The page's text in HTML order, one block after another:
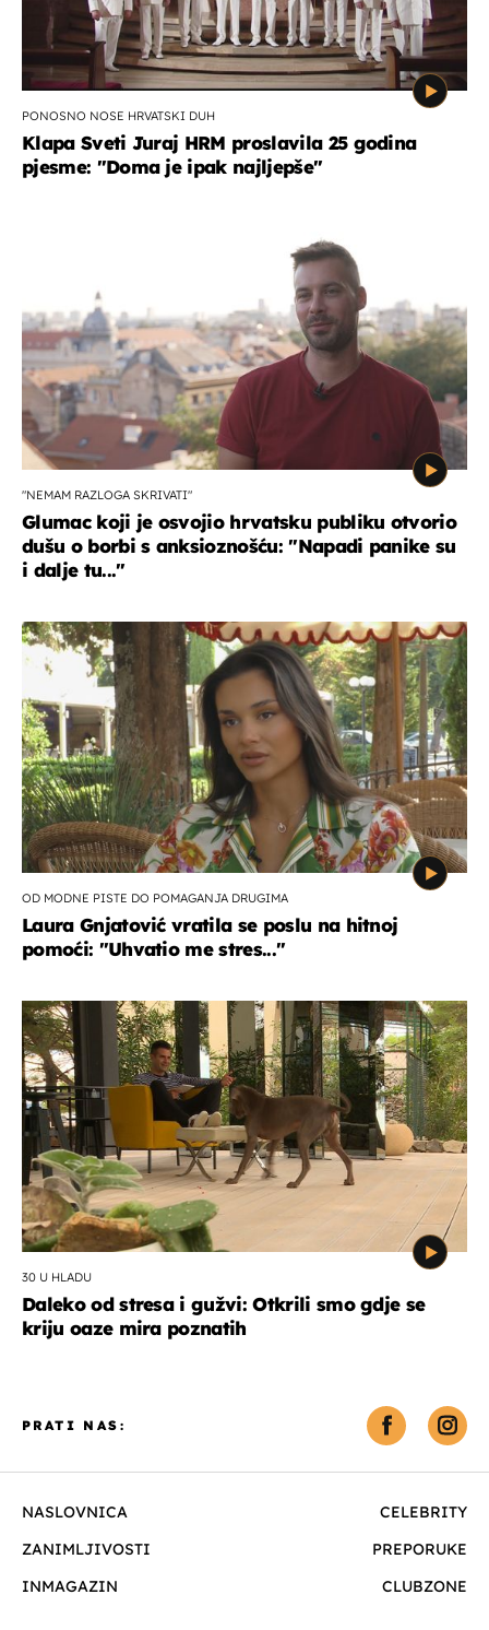
PONOSNO NOSE HRVATSKI DUH
Klapa Sveti Juraj HRM proslavila 25 godina
pjesme: "Doma je ipak najljepše"
"NEMAM RAZLOGA SKRIVATI"
Glumac koji je osvojio hrvatsku publiku otvorio
dušu o borbi s anksioznošću: "Napadi panike su
i dalje tu..."
OD MODNE PISTE DO POMAGANJA DRUGIMA
Laura Gnjatović vratila se poslu na hitnoj
pomoći: "Uhvatio me stres..."
30 U HLADU
Daleko od stresa i gužvi: Otkrili smo gdje se
kriju oaze mira poznatih
NASLOVNICA
CELEBRITY
ZANIMLJIVOSTI
PREPORUKE
INMAGAZIN
CLUBZONE
PRATI NAS: